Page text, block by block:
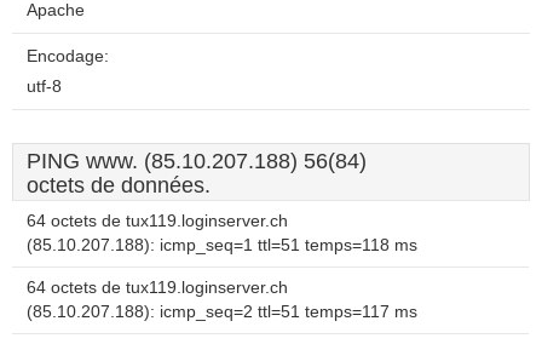
Apache
Encodage:
utf-8
PING www. (85.10.207.188) 56(84)
octets de données.
64 octets de tux119.loginserver.ch
(85.10.207.188): icmp_seq=1 ttl=51 temps=118 ms
64 octets de tux119.loginserver.ch
(85.10.207.188): icmp_seq=2 ttl=51 temps=117 ms